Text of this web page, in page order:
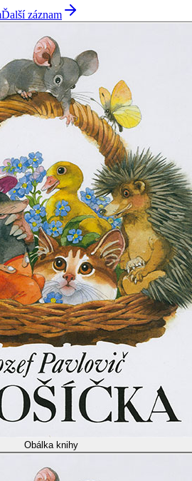
Ďalší záznam
Obálka knihy